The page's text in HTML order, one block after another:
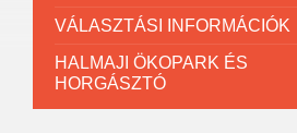
VÁLASZTÁSI INFORMÁCIÓK
HALMAJI ÖKOPARK ÉS
HORGÁSZTÓ